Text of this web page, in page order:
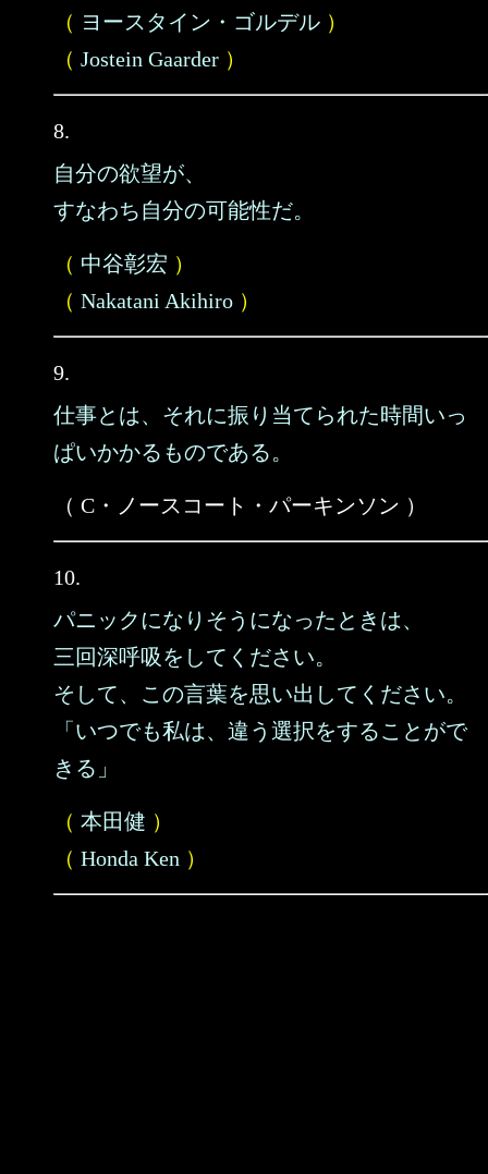
（ ヨースタイン・ゴルデル ）
（ Jostein Gaarder ）
8.
自分の欲望が、
すなわち自分の可能性だ。
（ 中谷彰宏 ）
（ Nakatani Akihiro ）
9.
仕事とは、それに振り当てられた時間いっ
ぱいかかるものである。
（ C・ノースコート・パーキンソン ）
10.
パニックになりそうになったときは、
三回深呼吸をしてください。
そして、この言葉を思い出してください。
「いつでも私は、違う選択をすることがで
きる」
（ 本田健 ）
（ Honda Ken ）